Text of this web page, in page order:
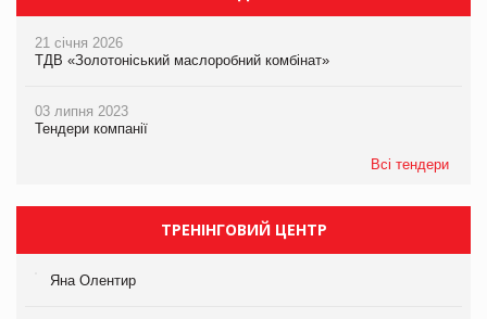
21 січня 2026
ТДВ «Золотоніський маслоробний комбінат»
03 липня 2023
Тендери компанії
Всі тендери
ТРЕНІНГОВИЙ ЦЕНТР
Яна Олентир